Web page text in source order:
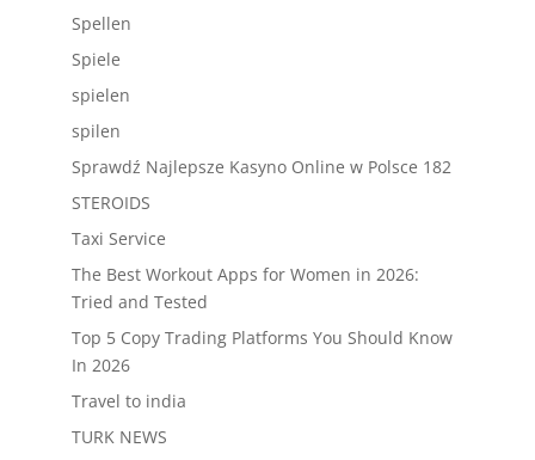
Spellen
Spiele
spielen
spilen
Sprawdź Najlepsze Kasyno Online w Polsce 182
STEROIDS
Taxi Service
The Best Workout Apps for Women in 2026:
Tried and Tested
Top 5 Copy Trading Platforms You Should Know
In 2026
Travel to india
TURK NEWS